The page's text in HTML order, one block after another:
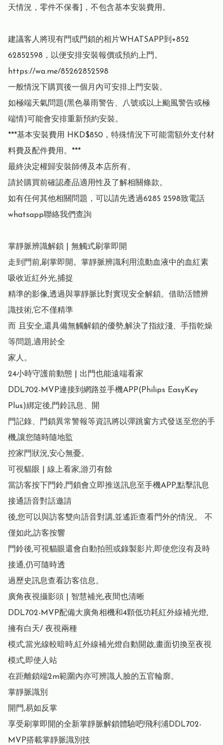
天情況，零件不保養]，不包含基本安裝費用。
建議客人將現有門或門鎖的相片WHATSAPP到+852
62852598，以便安排安裝報價或預約上門。
https://wa.me/85262852598
一般情況下購買後一個月內可安排上門安裝。
如極端天氣問題(黑色暴雨警告、八號或以上颱風警告或極
端情)可能會安排重新預約安裝。
***基本安裝費用 HKD$850，特殊情況下可能需額外支付材
料費及配件費用。***
最終決定權歸安裝師傅及本店所有。
請於購買前確認產品適用性及了解相關條款。
如有任何其他相關問題，可以請先透過6285 2598致電話
whatsapp聯絡我們查詢
掌靜脈辨識解鎖 | 無觸式刷掌即開
走到門前,刷掌即開。掌靜脈辨識利用流動血液中的血紅素
吸收近紅外光,捕捉
精準的影像,透過與掌靜脈比對實現安全解鎖。借助活體辨
識技術,它不僅精準
而 且安全,還具備無觸解鎖的優勢,解決了指紋淺、手指乾燥
等問題,適用於全
家人。
24小時守護前動態 | 出門也能遠端看家
DDL702-MVP連接到網路並手機APP(Philips EasyKey
Plus)綁定後,門鈴訊息、開
門記錄、門鎖異常警報等資訊將以彈跳窗方式發送至您的手
機,讓您隨時隨地監
控家門狀況,安心無憂。
可視貓眼 | 線上看家,游刃有餘
當訪客按下門鈴,門鎖會立即推送訊息至手機APP,點擊訊息
接通語音對話邀請
後,您可以與訪客雙向語音對講,並遙距查看門外的情況。 不
僅如此,訪客按響
門鈴後,可視貓眼還會自動拍照或錄製影片,即使您沒有及時
接通,仍可隨時透
過歷史訊息查看訪客信息。
廣角夜視攝影頭 | 智慧補光,夜間也清晰
DDL702-MVP配備大廣角相機和4顆低功耗紅外線補光燈,
擁有白天/ 夜視兩種
模式,當光線較暗時,紅外線補光燈自動開啟,畫面切換至夜視
模式,即使人站
在距離鎖端2m範圍內亦可辨識人臉的五官輪廓。
掌靜脈識別
開門,易如反掌
享受刷掌即開的全新掌靜脈解鎖體驗吧!飛利浦DDL702-
MVP搭載掌靜脈識別技